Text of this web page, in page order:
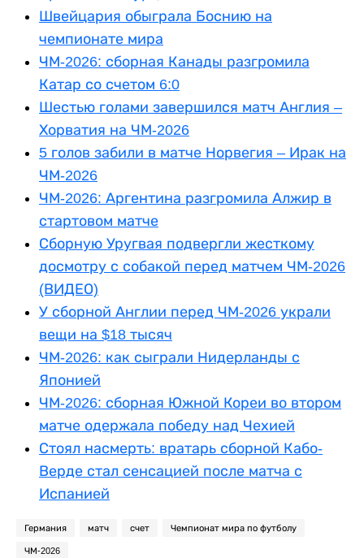
Швейцария обыграла Боснию на
чемпионате мира
ЧМ-2026: сборная Канады разгромила
Катар со счетом 6:0
Шестью голами завершился матч Англия –
Хорватия на ЧМ-2026
5 голов забили в матче Норвегия – Ирак на
ЧМ-2026
ЧМ-2026: Аргентина разгромила Алжир в
стартовом матче
Сборную Уругвая подвергли жесткому
досмотру с собакой перед матчем ЧМ‑2026
(ВИДЕО)
У сборной Англии перед ЧМ-2026 украли
вещи на $18 тысяч
ЧМ-2026: как сыграли Нидерланды с
Японией
ЧМ-2026: сборная Южной Кореи во втором
матче одержала победу над Чехией
Стоял насмерть: вратарь сборной Кабо-
Верде стал сенсацией после матча с
Испанией
Германия матч счет Чемпионат мира по футболу
ЧМ-2026